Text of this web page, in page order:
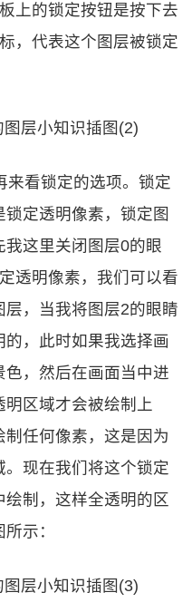
上的锁定按钮是按下去
，代表这个图层被锁定
来看锁定的选项。锁定
定透明像素，锁定图
这里关闭图层0的眼
透明像素，我们可以看
，当我将图层2的眼睛
，此时如果我选择画
，然后在画面当中进
区域才会被绘制上
任何像素，这是因为
现在我们将这个锁定
制，这样全透明的区
示：